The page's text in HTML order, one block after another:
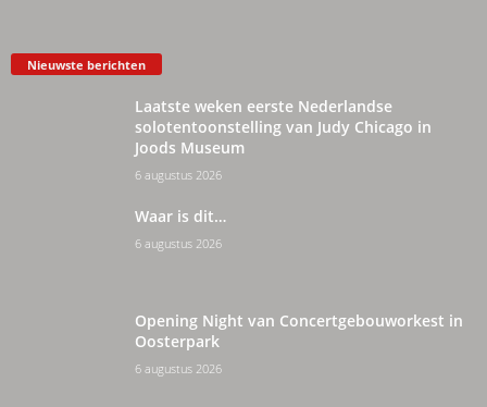
Nieuwste berichten
Laatste weken eerste Nederlandse
solotentoonstelling van Judy Chicago in
Joods Museum
6 augustus 2026
Waar is dit…
6 augustus 2026
Opening Night van Concertgebouworkest in
Oosterpark
6 augustus 2026